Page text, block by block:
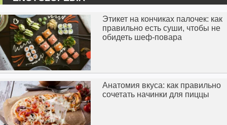
Этикет на кончиках палочек: как
правильно есть суши, чтобы не
обидеть шеф-повара
Анатомия вкуса: как правильно
сочетать начинки для пиццы